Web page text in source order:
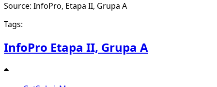
Source: InfoPro, Etapa II, Grupa A
Tags:
InfoPro Etapa II, Grupa A